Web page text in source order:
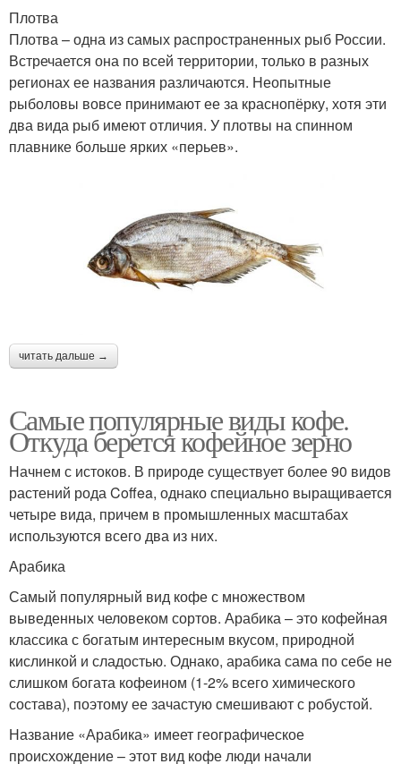
Плотва
Плотва – одна из самых распространенных рыб России.
Встречается она по всей территории, только в разных
регионах ее названия различаются. Неопытные
рыболовы вовсе принимают ее за краснопёрку, хотя эти
два вида рыб имеют отличия. У плотвы на спинном
плавнике больше ярких «перьев».
читать дальше →
Самые популярные виды кофе.
Откуда берется кофейное зерно
Начнем с истоков. В природе существует более 90 видов
растений рода Coffea, однако специально выращивается
четыре вида, причем в промышленных масштабах
используются всего два из них.
Арабика
Самый популярный вид кофе с множеством
выведенных человеком сортов. Арабика – это кофейная
классика с богатым интересным вкусом, природной
кислинкой и сладостью. Однако, арабика сама по себе не
слишком богата кофеином (1-2% всего химического
состава), поэтому ее зачастую смешивают с робустой.
Название «Арабика» имеет географическое
происхождение – этот вид кофе люди начали